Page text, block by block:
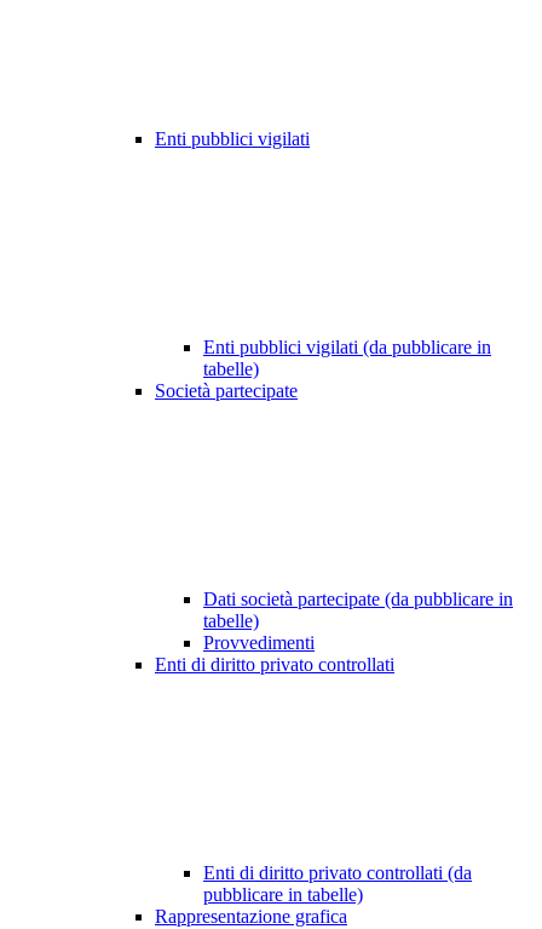
Enti pubblici vigilati
Enti pubblici vigilati (da pubblicare in
tabelle)
Società partecipate
Dati società partecipate (da pubblicare in
tabelle)
Provvedimenti
Enti di diritto privato controllati
Enti di diritto privato controllati (da
pubblicare in tabelle)
Rappresentazione grafica